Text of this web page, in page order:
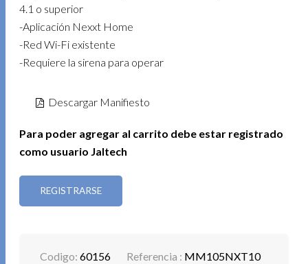
4.1 o superior
-Aplicación Nexxt Home
-Red Wi-Fi existente
-Requiere la sirena para operar
Descargar Manifiesto
Para poder agregar al carrito debe estar registrado
como usuario Jaltech
REGISTRARSE
Codigo:60156 Referencia : MM105NXT10